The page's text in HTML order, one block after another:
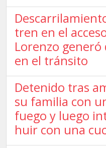
tren en el
Lorenzo generó
en el tránsito
Detenido tras
su familia con
fuego y luego
huir con una